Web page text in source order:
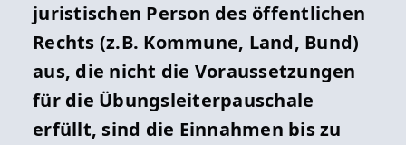
juristischen Person des öffentlichen
Rechts (z.B. Kommune, Land, Bund)
aus, die nicht die Voraussetzungen
für die Übungsleiterpauschale
erfüllt, sind die Einnahmen bis zu